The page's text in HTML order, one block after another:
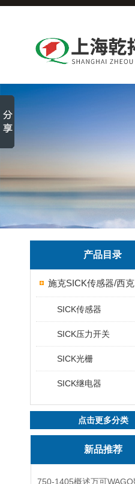
产品目录
施克SICK传感器/西克
SICK传感器
SICK压力开关
SICK光栅
SICK继电器
点击更多分类
新品推荐